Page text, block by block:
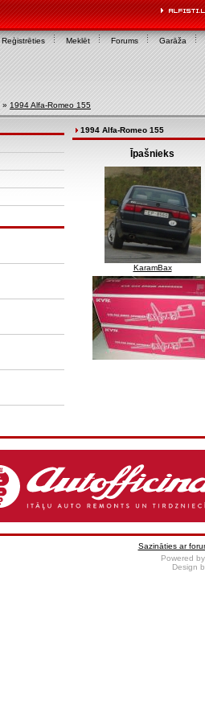
Reģistrēties Meklēt Forums Garāža
» 1994 Alfa-Romeo 155
1994 Alfa-Romeo 155
Īpašnieks
KaramBax
Sazināties ar
Powered by
Design